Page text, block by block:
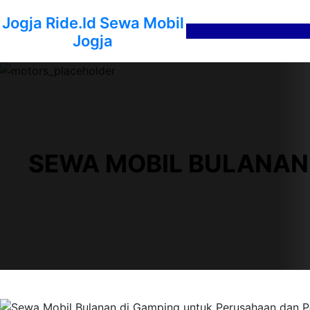
ke
Jogja Ride.id Sewa Mobil
Jogja
SEWA MOBIL